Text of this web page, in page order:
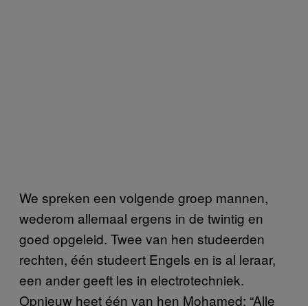
We spreken een volgende groep mannen,
wederom allemaal ergens in de twintig en
goed opgeleid. Twee van hen studeerden
rechten, één studeert Engels en is al leraar,
een ander geeft les in electrotechniek.
Opnieuw heet één van hen Mohamed: “Alle